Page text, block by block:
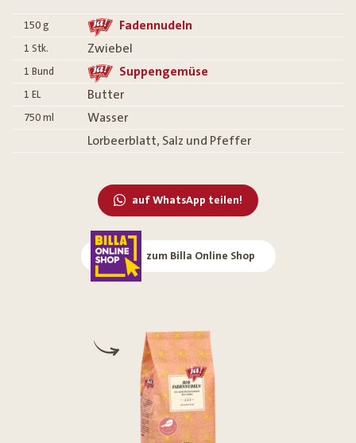
150 g Fadennudeln
1 Stk. Zwiebel
1 Bund Suppengemüse
1 EL Butter
750 ml
Wasser
Lorbeerblatt, Salz und Pfeffer
auf WhatsApp teilen!
zum Billa Online Shop